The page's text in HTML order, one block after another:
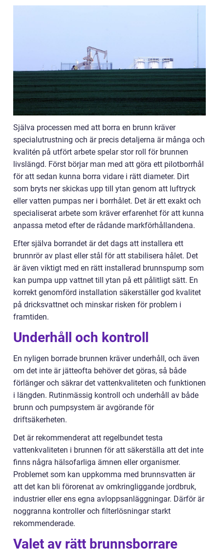
Själva processen med att borra en brunn kräver
specialutrustning och är precis detaljerna är många och
kvalitén på utfört arbete spelar stor roll för brunnen
livslängd. Först börjar man med att göra ett pilotborrhål
för att sedan kunna borra vidare i rätt diameter. Dirt
som bryts ner skickas upp till ytan genom att luftryck
eller vatten pumpas ner i borrhålet. Det är ett exakt och
specialiserat arbete som kräver erfarenhet för att kunna
anpassa metod efter de rådande markförhållandena.
Efter själva borrandet är det dags att installera ett
brunnrör av plast eller stål för att stabilisera hålet. Det
är även viktigt med en rätt installerad brunnspump som
kan pumpa upp vattnet till ytan på ett pålitligt sätt. En
korrekt genomförd installation säkerställer god kvalitet
på dricksvattnet och minskar risken för problem i
framtiden.
Underhåll och kontroll
En nyligen borrade brunnen kräver underhåll, och även
om det inte är jätteofta behöver det göras, så både
förlänger och säkrar det vattenkvaliteten och funktionen
i längden. Rutinmässig kontroll och underhåll av både
brunn och pumpsystem är avgörande för
driftsäkerheten.
Det är rekommenderat att regelbundet testa
vattenkvaliteten i brunnen för att säkerställa att det inte
finns några hälsofarliga ämnen eller organismer.
Problemet som kan uppkomma med brunnsvatten är
att det kan bli förorenat av omkringliggande jordbruk,
industrier eller ens egna avloppsanläggningar. Därför är
noggranna kontroller och filterlösningar starkt
rekommenderade.
Valet av rätt brunnsborrare